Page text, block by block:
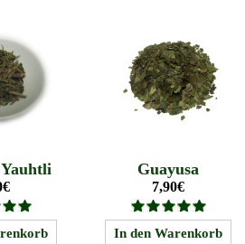
Yauhtli Guayusa
7,90€